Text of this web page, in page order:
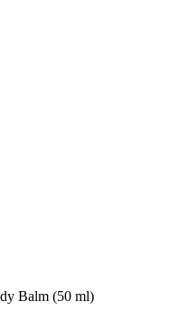
Balm (50 ml)